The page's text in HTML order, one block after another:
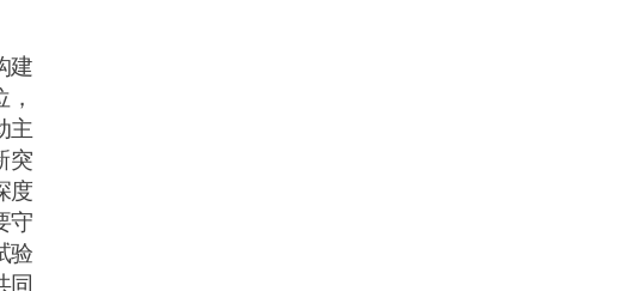
建
主
突
度
守
验
同